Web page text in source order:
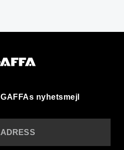
nyhetsmejl